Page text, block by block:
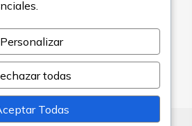
Personalizar
todas
Todas